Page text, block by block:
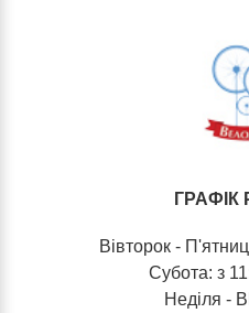
ГРАФІК
Вівторок -
Субота: з
Неділя -